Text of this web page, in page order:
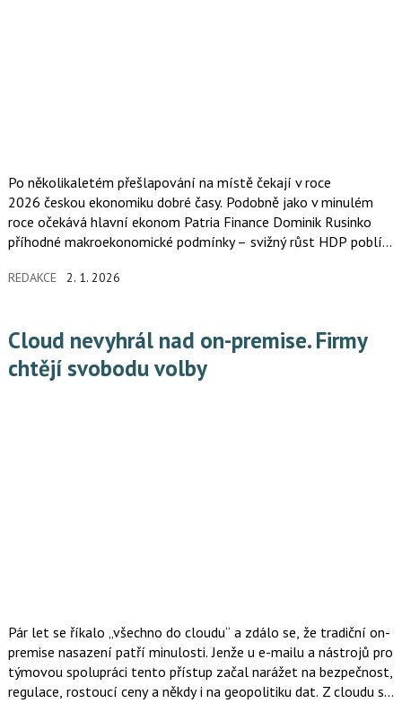
Po několikaletém přešlapování na místě čekají v roce
2026 českou ekonomiku dobré časy. Podobně jako v minulém
roce očekává hlavní ekonom Patria Finance Dominik Rusinko
příhodné makroekonomické podmínky – svižný růst HDP poblíž
a dále posilující kurz koruny.
REDAKCE 2. 1. 2026
Cloud nevyhrál nad on-premise. Firmy
chtějí svobodu volby
Pár let se říkalo „všechno do cloudu“ a zdálo se, že tradiční on-
premise nasazení patří minulosti. Jenže u e-mailu a nástrojů pro
týmovou spolupráci tento přístup začal narážet na bezpečnost,
regulace, rostoucí ceny a někdy i na geopolitiku dat. Z cloudu se